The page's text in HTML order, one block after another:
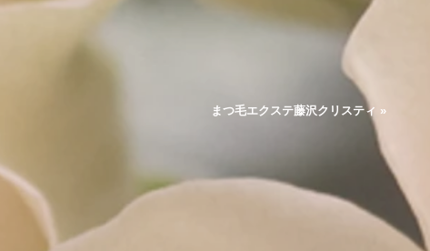
まつ毛エクステ藤沢クリスティ »